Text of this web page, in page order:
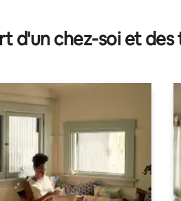
d'un chez-soi et